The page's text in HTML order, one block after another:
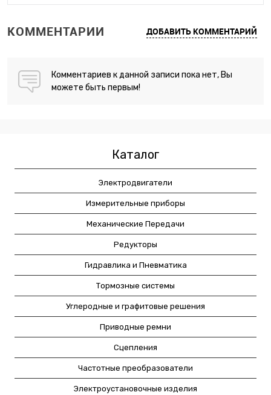
КОММЕНТАРИИ ДОБАВИТЬ КОММЕНТАРИЙ
Комментариев к данной записи пока нет, Вы
можете быть первым!
Каталог
Электродвигатели
Измерительные приборы
Механические Передачи
Редукторы
Гидравлика и Пневматика
Тормозные системы
Углеродные и графитовые решения
Приводные ремни
Сцепления
Частотные преобразователи
Электроустановочные изделия